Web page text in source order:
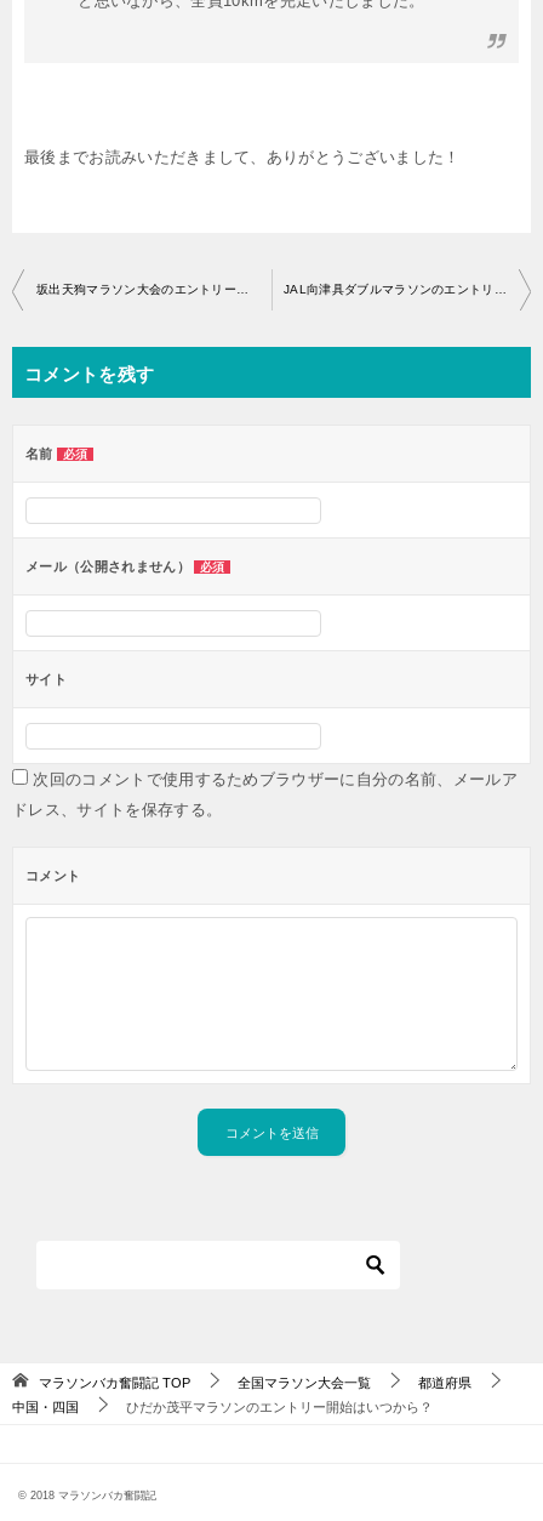
最後までお読みいただきまして、ありがとうございました！
投
稿
ナ
ビ
シ
ョ
ン
坂出天狗マラソン大会のエントリー開始はいつから？ JAL向津具ダブルマラソンのエントリー開始はいつから？
コメントを残す
名前 必須
メール（公開されません） 必須
サイト
次回のコメントで使用するためブラウザーに自分の名前、メールア
ドレス、サイトを保存する。
コメント
マラソンバカ奮闘記 TOP 全国マラソン大会一覧
都道府県
中国・四国
ひだか茂平マラソンのエントリー開始はいつから？
© 2018 マラソンバカ奮闘記